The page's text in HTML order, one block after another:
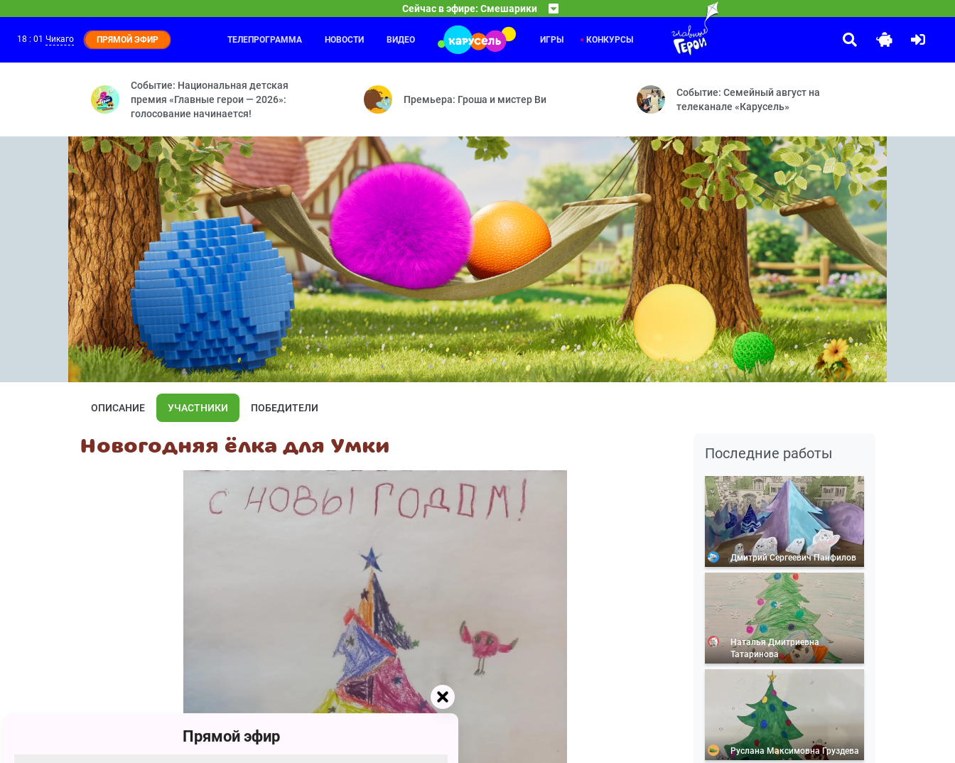
Сейчас в эфире: Смешарики
17:30
Смешарики
Принц для Нюши — Двигатель прогресса — Как здорово сочинять стихи — Парашют — Каникулы Биби — Полёты во сне и наяву — Прощай, Бараш! — Красота — Мисс
Оранжевая корова
Средние века — Розыгрыш — Грабли — Робот — Сонные каникулы — Ярмарка — День ошибок — Моя няня —
Спокойной ночи, малыши!
Передача «Спокойной ночи, малыши!» — уникальное
18 : 01 Чикаго ПРЯМОЙ ЭФИР ТЕЛЕПРОГРАММА НОВОСТИ ВИДЕО ИГРЫ КОНКУРСЫ
Событие: Национальная детская
премия «Главные герои — 2026»:
голосование начинается!
Премьера: Гроша и мистер Ви
Событие: Семейный август на
телеканале «Карусель»
ОПИСАНИЕ УЧАСТНИКИ ПОБЕДИТЕЛИ
Новогодняя ёлка для Умки Последние работы
Дмитрий Сергеевич Панфилов
Наталья Дмитриевна
Татаринова
Руслана Максимовна Груздева
Прямой эфир